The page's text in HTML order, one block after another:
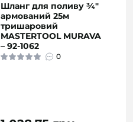
Шланг для поливу ¾"
армований 25м
тришаровий
MASTERTOOL MURAVA
– 92-1062
0